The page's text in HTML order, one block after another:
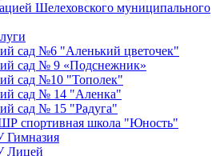
Шелеховского муниципального
сад №6 "Аленький цветочек"
сад № 9 «Подснежник»
сад №10 "Тополек"
сад № 14 "Аленка"
сад № 15 "Радуга"
спортивная школа "Юность"
Лицей